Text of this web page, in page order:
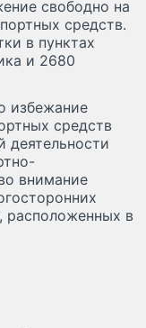
свободно на
средств.
в пунктах
и 2680
избежание
средств
деятельности
внимание
расположенных в